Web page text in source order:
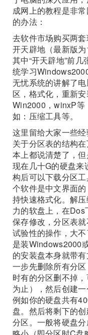
成网上的教程是非
的办法：
去软件市场购买两
开天辟地（最新版
其中“开天辟地”前
统学习
无忧系统的讲解了
区，格式化，重新
Win2000，winxP等
如：压缩工具等。
这里留给大家一些经
关于分区表的结构
本上都说清楚了，
现在几十G的硬盘
构后可以下载分区
个软件是中文界面
持快速格式化。解
力的软盘上，在
保存修改，分区表
试验性的操作，大
是装Windows2000
的安装盘本身就带
一步先删除所有分
时有的分区删不掉
为止），然后创建
例如你的硬盘共有
盘。然后将剩下的
分区。一般将硬盘